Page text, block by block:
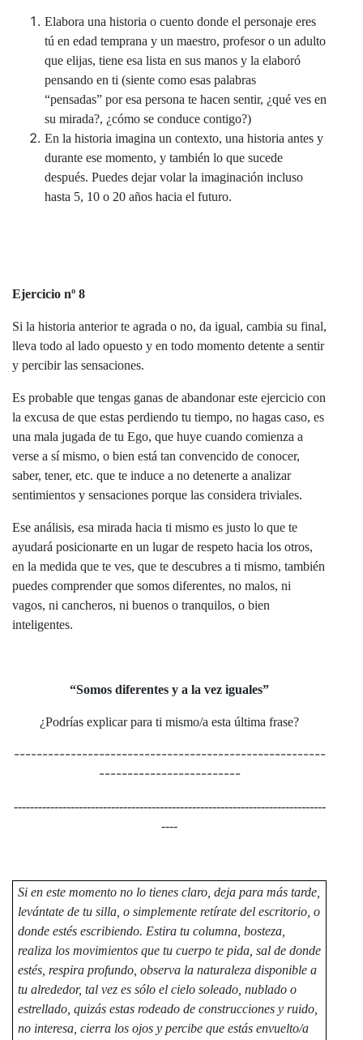
Elabora una historia o cuento donde el personaje eres
tú en edad temprana y un maestro, profesor o un adulto
que elijas, tiene esa lista en sus manos y la elaboró
pensando en ti (siente como esas palabras
“pensadas” por esa persona te hacen sentir, ¿qué ves en
su mirada?, ¿cómo se conduce contigo?)
En la historia imagina un contexto, una historia antes y
durante ese momento, y también lo que sucede
después. Puedes dejar volar la imaginación incluso
hasta 5, 10 o 20 años hacia el futuro.
Ejercicio nº 8
Si la historia anterior te agrada o no, da igual, cambia su final,
lleva todo al lado opuesto y en todo momento detente a sentir
y percibir las sensaciones.
Es probable que tengas ganas de abandonar este ejercicio con
la excusa de que estas perdiendo tu tiempo, no hagas caso, es
una mala jugada de tu Ego, que huye cuando comienza a
verse a sí mismo, o bien está tan convencido de conocer,
saber, tener, etc. que te induce a no detenerte a analizar
sentimientos y sensaciones porque las considera triviales.
Ese análisis, esa mirada hacia ti mismo es justo lo que te
ayudará posicionarte en un lugar de respeto hacia los otros,
en la medida que te ves, que te descubres a ti mismo, también
puedes comprender que somos diferentes, no malos, ni
vagos, ni cancheros, ni buenos o tranquilos, o bien
inteligentes.
“Somos diferentes y a la vez iguales”
¿Podrías explicar para ti mismo/a esta última frase?
-------------------------------------------------------
-------------------------
-----------------------------------------------------------------------------
----
Si en este momento no lo tienes claro, deja para más tarde,
levántate de tu silla, o simplemente retírate del escritorio, o
donde estés escribiendo. Estira tu columna, bosteza,
realiza los movimientos que tu cuerpo te pida, sal de donde
estés, respira profundo, observa la naturaleza disponible a
tu alrededor, tal vez es sólo el cielo soleado, nublado o
estrellado, quizás estas rodeado de construcciones y ruido,
no interesa, cierra los ojos y percibe que estás envuelto/a